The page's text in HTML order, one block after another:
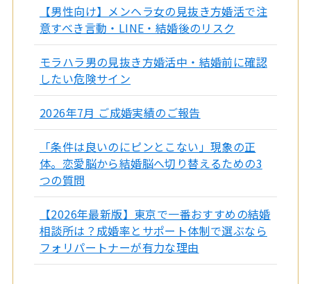
【男性向け】メンヘラ女の見抜き方婚活で注
意すべき言動・LINE・結婚後のリスク
モラハラ男の見抜き方婚活中・結婚前に確認
したい危険サイン
2026年7月 ご成婚実績のご報告
「条件は良いのにピンとこない」現象の正
体。恋愛脳から結婚脳へ切り替えるための3
つの質問
【2026年最新版】東京で一番おすすめの結婚
相談所は？成婚率とサポート体制で選ぶなら
フォリパートナーが有力な理由